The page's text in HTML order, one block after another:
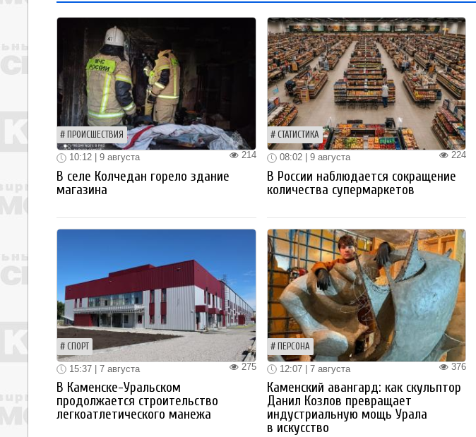
ПРОИСШЕСТВИЯ
214
10:12 | 9 августа
В селе Колчедан горело здание
магазина
СТАТИСТИКА
224
08:02 | 9 августа
В России наблюдается сокращение
количества супермаркетов
СПОРТ
275
15:37 | 7 августа
В Каменске-Уральском
продолжается строительство
легкоатлетического манежа
ПЕРСОНА
376
12:07 | 7 августа
Каменский авангард: как скульптор
Данил Козлов превращает
индустриальную мощь Урала
в искусство